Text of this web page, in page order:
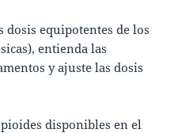
dosis equipotentes de los
entienda las
y ajuste las dosis
disponibles en el